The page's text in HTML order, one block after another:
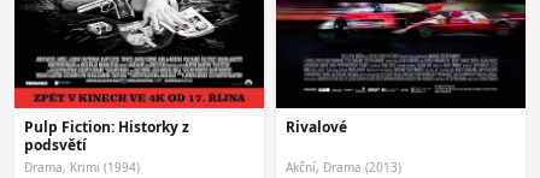
Pulp Fiction: Historky z
podsvětí
Drama, Krimi (1994)
Rivalové
Akční, Drama (2013)